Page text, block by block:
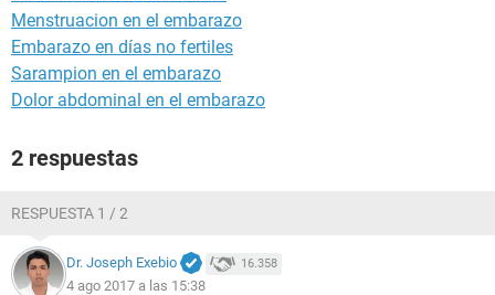
Menstruacion en el embarazo
Embarazo en días no fertiles
Sarampion en el embarazo
Dolor abdominal en el embarazo
2 respuestas
RESPUESTA 1 / 2
Dr. Joseph Exebio 16.358
4 ago 2017 a las 15:38